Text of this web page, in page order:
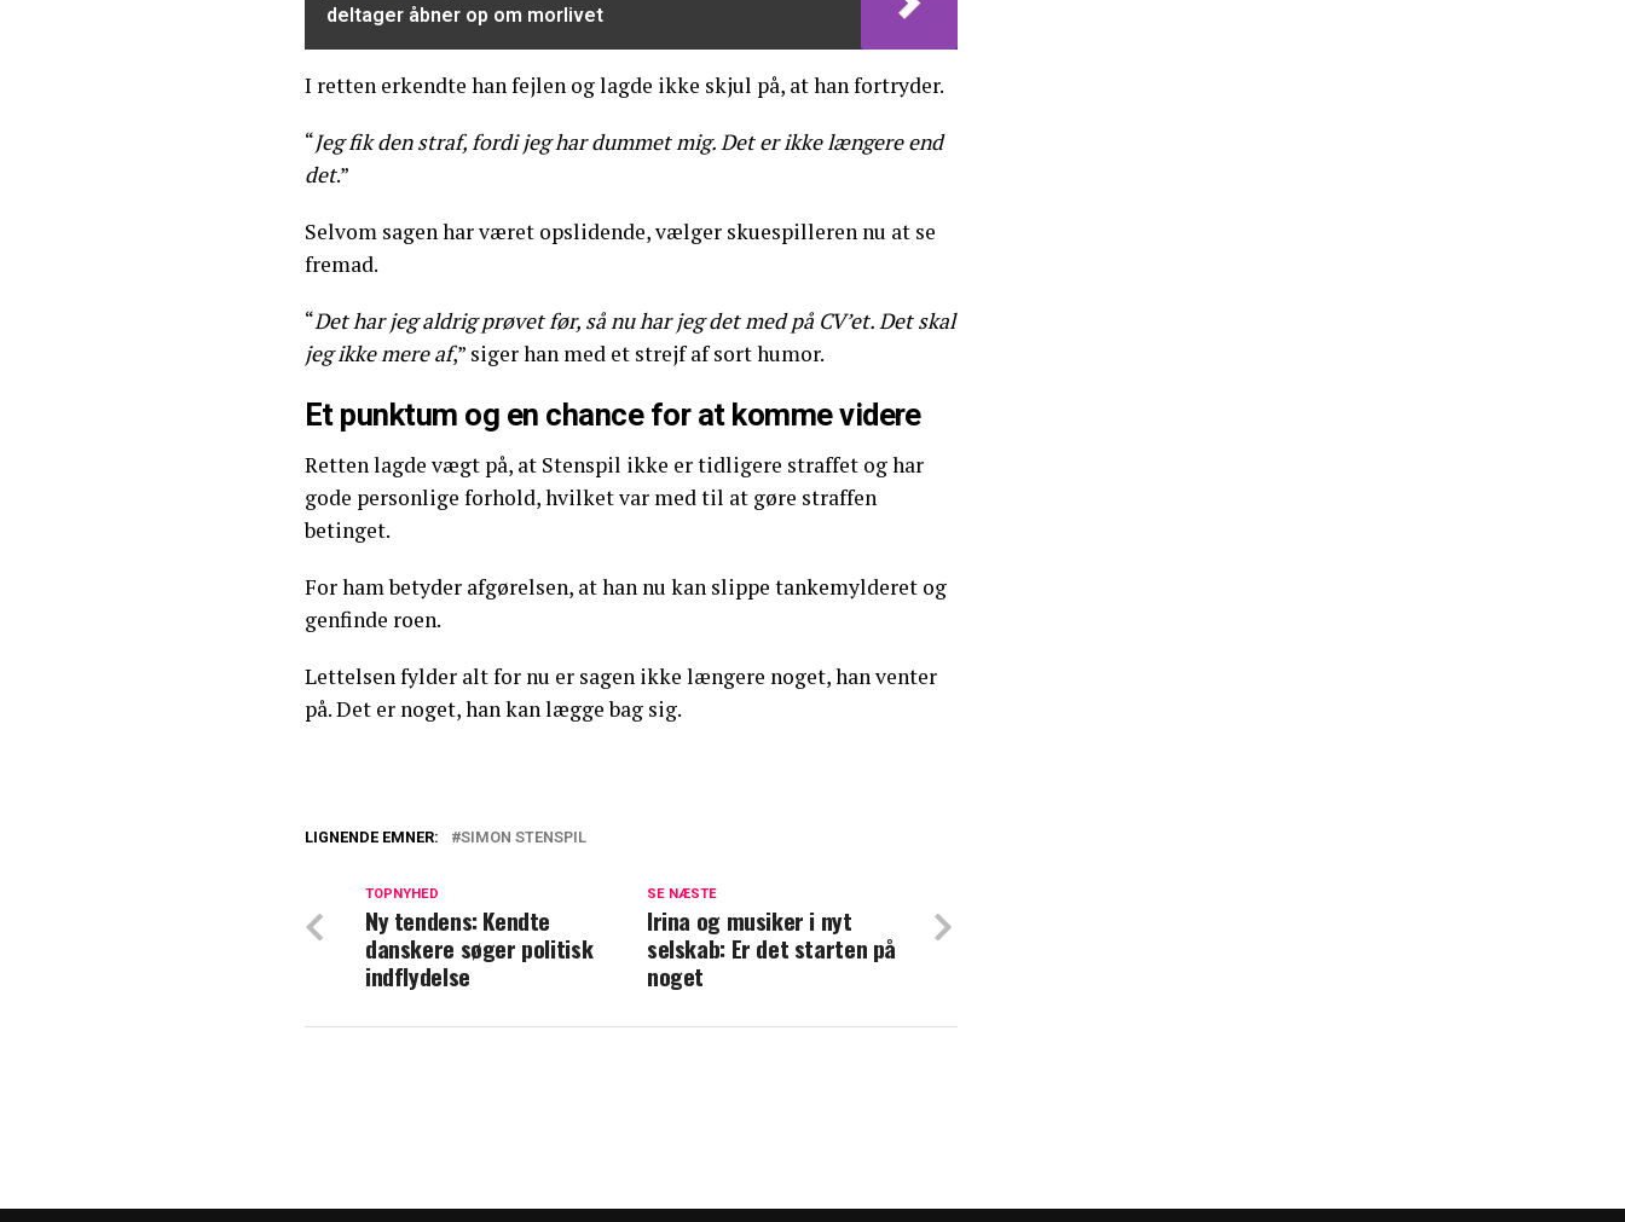
deltager åbner op om morlivet
I retten erkendte han fejlen og lagde ikke skjul på, at han fortryder.
“Jeg fik den straf, fordi jeg har dummet mig. Det er ikke længere end
det.”
Selvom sagen har været opslidende, vælger skuespilleren nu at se
fremad.
“Det har jeg aldrig prøvet før, så nu har jeg det med på CV’et. Det skal
jeg ikke mere af,” siger han med et strejf af sort humor.
Et punktum og en chance for at komme videre
Retten lagde vægt på, at Stenspil ikke er tidligere straffet og har
gode personlige forhold, hvilket var med til at gøre straffen
betinget.
For ham betyder afgørelsen, at han nu kan slippe tankemylderet og
genfinde roen.
Lettelsen fylder alt for nu er sagen ikke længere noget, han venter
på. Det er noget, han kan lægge bag sig.
Simon Stenspil med dårligt nyt: Endnu en operation truer
LIGNENDE EMNER: SIMON STENSPIL
SE NÆSTE
Irina og musiker i nyt
selskab: Er det starten på
noget
TOPNYHED
Ny tendens: Kendte
danskere søger politisk
indflydelse